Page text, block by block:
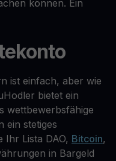
können. Ein
ist einfach, aber wie
bietet ein
wettbewerbsfähige
ein stetiges
Ihr Lista DAO, Bitcoin,
in Bargeld